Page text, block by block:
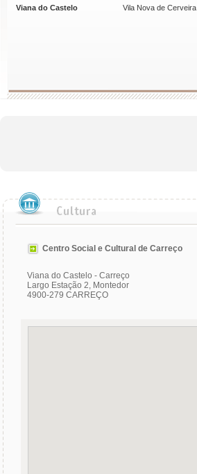
Viana do Castelo
Vila Nova de Cerveira
Centro Social e Cultural de Carreço
Viana do Castelo - Carreço
Largo Estação 2, Montedor
4900-279 CARREÇO